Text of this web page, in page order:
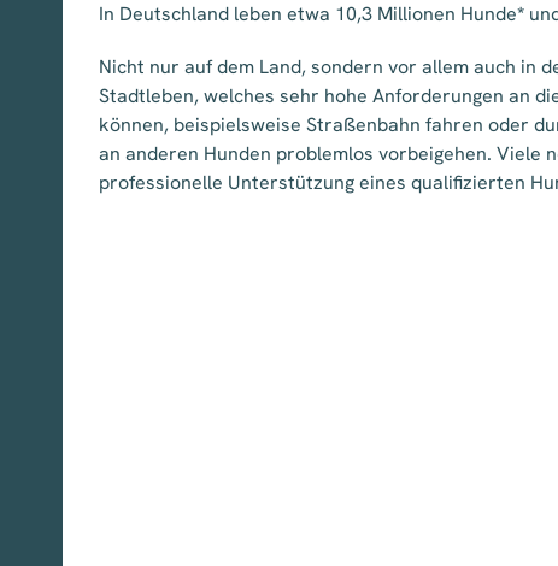
In Deutschland leben etwa 10,3 Millionen Hunde*
Nicht nur auf dem Land, sondern vor allem auch in
Stadtleben, welches sehr hohe Anforderungen an
können, beispielsweise Straßenbahn fahren oder
an anderen Hunden problemlos vorbeigehen. Viele
professionelle Unterstützung eines qualifizierten